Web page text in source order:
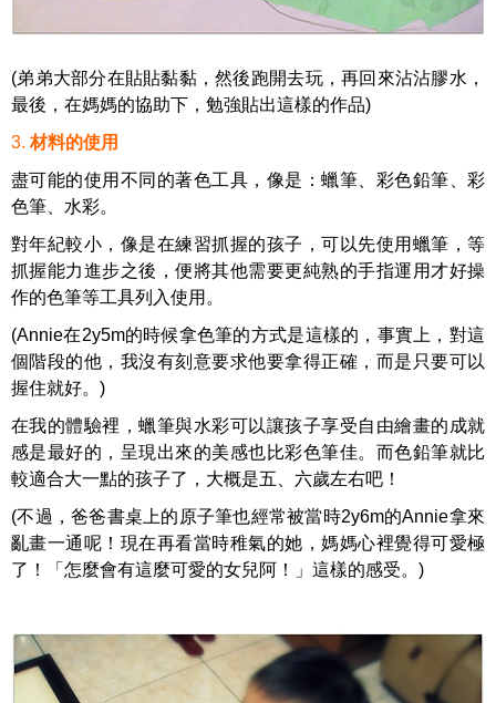
(弟弟大部分在貼貼黏黏，然後跑開去玩，再回來沾沾膠水，
最後，在媽媽的協助下，勉強貼出這樣的作品)
3.材料的使用
盡可能的使用不同的著色工具，像是：蠟筆、彩色鉛筆、彩
色筆、水彩。
對年紀較小，像是在練習抓握的孩子，可以先使用蠟筆，等
抓握能力進步之後，便將其他需要更純熟的手指運用才好操
作的色筆等工具列入使用。
(Annie在2y5m的時候拿色筆的方式是這樣的，事實上，對這
個階段的他，我沒有刻意要求他要拿得正確，而是只要可以
握住就好。)
在我的體驗裡，蠟筆與水彩可以讓孩子享受自由繪畫的成就
感是最好的，呈現出來的美感也比彩色筆佳。 而色鉛筆就比
較適合大一點的孩子了，大概是五、六歲左右吧！
(不過，爸爸書桌上的原子筆也經常被當時2y6m的Annie拿來
亂畫一通呢！現在再看當時稚氣的她，媽媽心裡覺得可愛極
了！「怎麼會有這麼可愛的女兒阿！」這樣的感受。)